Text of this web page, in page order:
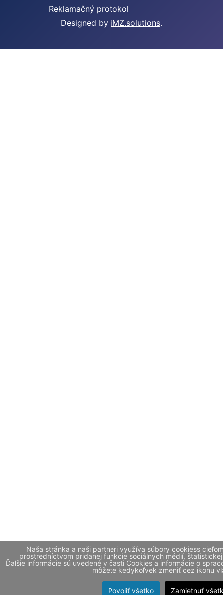
Reklamačný protokol
Designed by iMZ.solutions.
Naša stránka a naši partneri využíva súbory cookiess
prostredníctvom pridanej funkcie sociálnych médií,
Ďalšie informácie sú uvedené v časti Cookies a informácie o
môžete kedykoľvek zmeniť cez ikonu
Povoliť všetko Zamietnuť